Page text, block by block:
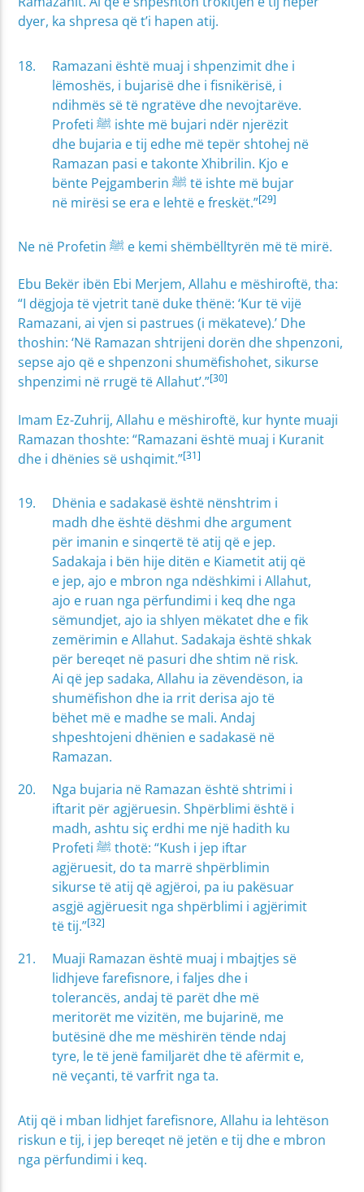
dyer, ka shpresa që t’i hapen atij.
Ramazani është muaj i shpenzimit dhe i
lëmoshës, i bujarisë dhe i fisnikërisë, i
ndihmës së të ngratëve dhe nevojtarëve.
Profeti ﷺ ishte më bujari ndër njerëzit
dhe bujaria e tij edhe më tepër shtohej në
Ramazan pasi e takonte Xhibrilin. Kjo e
bënte Pejgamberin ﷺ të ishte më bujar
në mirësi se era e lehtë e freskët.”[29]
Ne në Profetin ﷺ e kemi shëmbëlltyrën më të mirë.
Ebu Bekër ibën Ebi Merjem, Allahu e mëshiroftë, tha:
“I dëgjoja të vjetrit tanë duke thënë: ‘Kur të vijë
Ramazani, ai vjen si pastrues (i mëkateve).’ Dhe
thoshin: ‘Në Ramazan shtrijeni dorën dhe shpenzoni,
sepse ajo që e shpenzoni shumëfishohet, sikurse
shpenzimi në rrugë të Allahut’.”[30]
Imam Ez-Zuhrij, Allahu e mëshiroftë, kur hynte muaji
Ramazan thoshte: “Ramazani është muaj i Kuranit
dhe i dhënies së ushqimit.”[31]
Dhënia e sadakasë është nënshtrim i
madh dhe është dëshmi dhe argument
për imanin e sinqertë të atij që e jep.
Sadakaja i bën hije ditën e Kiametit atij që
e jep, ajo e mbron nga ndëshkimi i Allahut,
ajo e ruan nga përfundimi i keq dhe nga
sëmundjet, ajo ia shlyen mëkatet dhe e fik
zemërimin e Allahut. Sadakaja është shkak
për bereqet në pasuri dhe shtim në risk.
Ai që jep sadaka, Allahu ia zëvendëson, ia
shumëfishon dhe ia rrit derisa ajo të
bëhet më e madhe se mali. Andaj
shpeshtojeni dhënien e sadakasë në
Ramazan.
Nga bujaria në Ramazan është shtrimi i
iftarit për agjëruesin. Shpërblimi është i
madh, ashtu siç erdhi me një hadith ku
Profeti ﷺ thotë: “Kush i jep iftar
agjëruesit, do ta marrë shpërblimin
sikurse të atij që agjëroi, pa iu pakësuar
asgjë agjëruesit nga shpërblimi i agjërimit
të tij.”[32]
Muaji Ramazan është muaj i mbajtjes së
lidhjeve farefisnore, i faljes dhe i
tolerancës, andaj të parët dhe më
meritorët me vizitën, me bujarinë, me
butësinë dhe me mëshirën tënde ndaj
tyre, le të jenë familjarët dhe të afërmit e,
në veçanti, të varfrit nga ta.
Atij që i mban lidhjet farefisnore, Allahu ia lehtëson
riskun e tij, i jep bereqet në jetën e tij dhe e mbron
nga përfundimi i keq.